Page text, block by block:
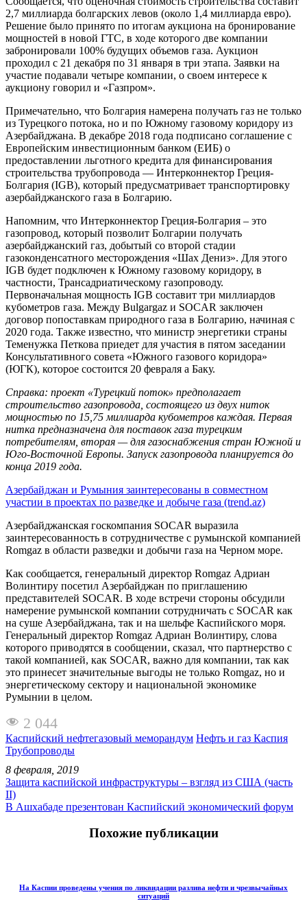
2,7 миллиарда болгарских левов (около 1,4 миллиарда евро).
Решение было принято по итогам аукциона на бронирование
мощностей в новой ГТС, в ходе которого две компании
забронировали 100% будущих объемов газа. Аукцион
проходил с 21 декабря по 31 января в три этапа. Заявки на
участие подавали четыре компании, о своем интересе к
аукциону говорил и «Газпром».
Примечательно, что Болгария намерена получать газ не только
из Турецкого потока, но и по Южному газовому коридору из
Азербайджана. В декабре 2018 года подписано соглашение с
Европейским инвестиционным банком (ЕИБ) о
предоставлении льготного кредита для финансирования
строительства трубопровода — Интерконнектор Греция-
Болгария (IGB), который предусматривает транспортировку
азербайджанского газа в Болгарию.
Напомним, что Интерконнектор Греция-Болгария – это
газопровод, который позволит Болгарии получать
азербайджанский газ, добытый со второй стадии
газоконденсатного месторождения «Шах Дениз». Для этого
IGB будет подключен к Южному газовому коридору, в
частности, Трансадриатическому газопроводу.
Первоначальная мощность IGB составит три миллиардов
кубометров газа. Между Bulgargaz и SOCAR заключен
договор попоставкам природного газа в Болгарию, начиная с
2020 года. Также известно, что министр энергетики страны
Теменужка Петкова приедет для участия в пятом заседании
Консультативного совета «Южного газового коридора»
(ЮГК), которое состоится 20 февраля а Баку.
Справка: проект «Турецкий поток» предполагает
строительство газопровода, состоящего из двух ниток
мощностью по 15,75 миллиарда кубометров каждая. Первая
нитка предназначена для поставок газа турецким
потребителям, вторая — для газоснабжения стран Южной и
Юго-Восточной Европы. Запуск газопровода планируется до
конца 2019 года.
Азербайджан и Румыния заинтересованы в совместном
участии в проектах по разведке и добыче газа (trend.az)
Азербайджанская госкомпания SOCAR выразила
заинтересованность в сотрудничестве с румынской компанией
Romgaz в области разведки и добычи газа на Черном море.
Как сообщается, генеральный директор Romgaz Адриан
Волинтиру посетил Азербайджан по приглашению
представителей SOCAR. В ходе встречи стороны обсудили
намерение румынской компании сотрудничать с SOCAR как
на суше Азербайджана, так и на шельфе Каспийского моря.
Генеральный директор Romgaz Адриан Волинтиру, слова
которого приводятся в сообщении, сказал, что партнерство с
такой компанией, как SOCAR, важно для компании, так как
это принесет значительные выгоды не только Romgaz, но и
энергетическому сектору и национальной экономике
Румынии в целом.
2 044
Каспийский нефтегазовый меморандум Нефть и газ Каспия
Трубопроводы
8 февраля, 2019
Защита каспийской инфраструктуры – взгляд из США (часть
II)
В Ашхабаде презентован Каспийский экономический форум
Похожие публикации
На Каспии проведены учения по ликвидации разлива нефти и чрезвычайных
ситуаций